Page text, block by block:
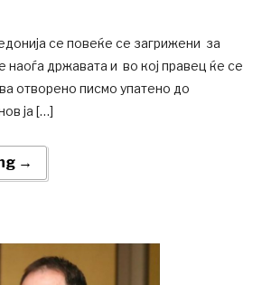
се повеќе се загрижени за
наоѓа државата и во кој правец ќе се
отворено писмо упатено до
ја […]
→